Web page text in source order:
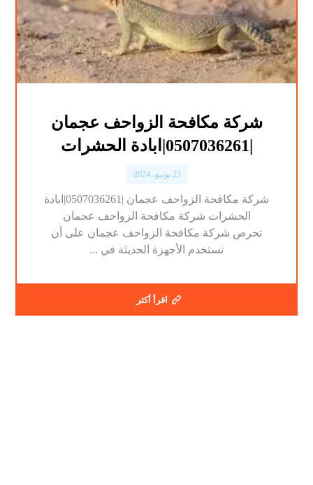
شركة مكافحة الزواحف عجمان
23 يونيو، 2024
شركة مكافحة الزواحف عجمان |0507036261|ابادة
الحشرات شركة مكافحة الزواحف عجمان
تحرص شركة مكافحة الزواحف عجمان على أن
تستخدم الأجهزة الحديثة في ...
اقرأ أكثر